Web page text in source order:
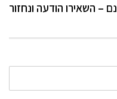
– השאירו הודעה ונחזור